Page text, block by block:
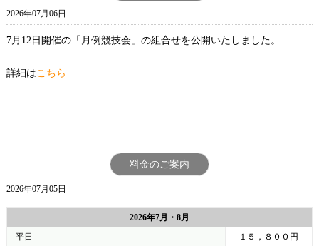
2026年07月06日
7月12日開催の「月例競技会」の組合せを公開いたしました。
詳細はこちら
料金のご案内
2026年07月05日
2026年7月・8月
平日
１５，８００円